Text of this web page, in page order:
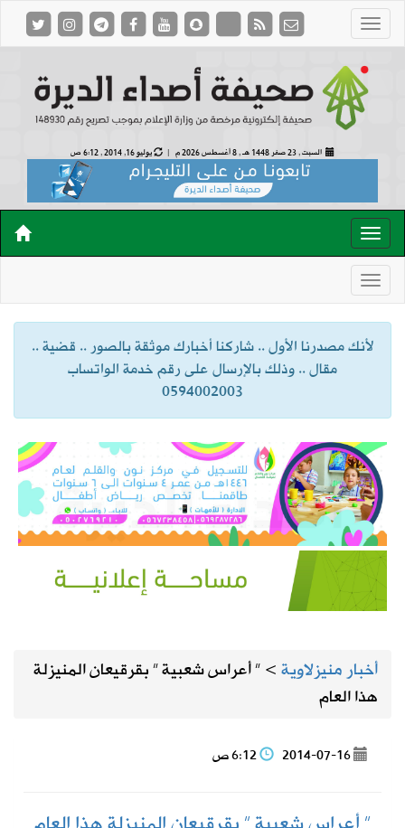
السبت , 23 صفر 1448 هـ , 8 أغسطس 2026 م | يوليو 16, 2014 , 6:12 ص
لأنك مصدرنا الأول .. شاركنا أخبارك موثقة بالصور .. قضية ..
مقال .. وذلك بالإرسال على رقم خدمة الواتساب
0594002003
أخبار منيزلاوية>” أعراس شعبية ” بقرقيعان المنيزلة
هذا العام
2014-07-16